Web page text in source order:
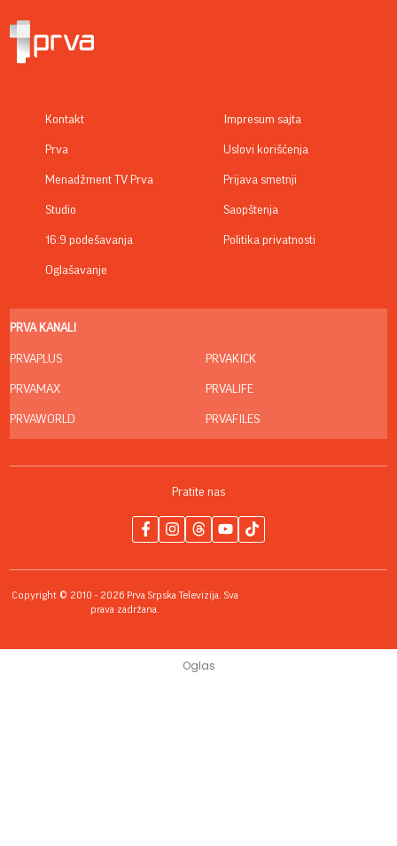
Kontakt
Prva
Menadžment TV Prva
Studio
16:9 podešavanja
Oglašavanje
Impresum sajta
Uslovi korišćenja
Prijava smetnji
Saopštenja
Politika privatnosti
PRVA KANALI
PRVAPLUS
PRVAMAX
PRVAWORLD
PRVAKICK
PRVALIFE
PRVAFILES
Pratite nas
Copyright © 2010 - 2026 Prva Srpska Televizija. Sva
prava zadržana.